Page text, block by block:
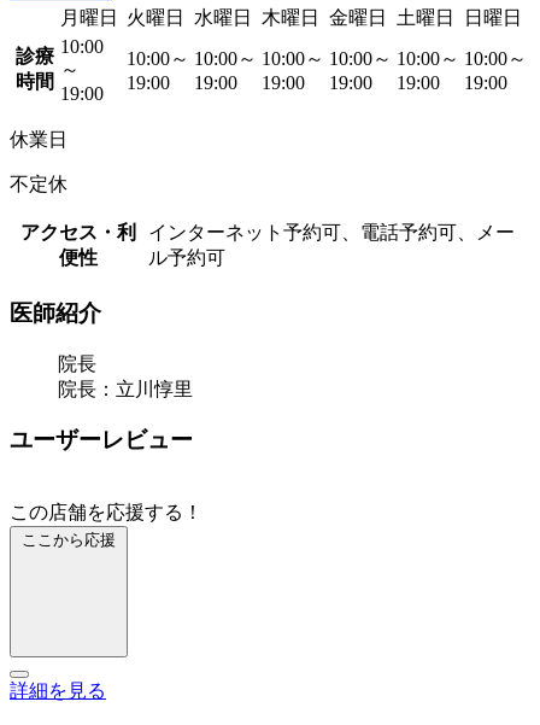
月曜日
火曜日 水曜日 木曜日 金曜日 土曜日
日曜日
診療
時間
10:00
～
19:00
10:00～
19:00
10:00～
19:00
10:00～
19:00
10:00～
19:00
10:00～
19:00
10:00～
19:00
休業日
不定休
アクセス・利
便性
インターネット予約可、電話予約可、メー
ル予約可
医師紹介
院長
院長：立川惇里
ユーザーレビュー
この店舗を応援する！
ここから応援
詳細を見る